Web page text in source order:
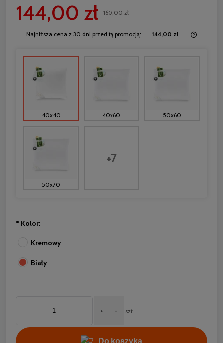
144,00 zł 160,00 zł
Najniższa cena z 30 dni przed tą promocją: 144,00 zł
40x40 40x60 50x60
50x70
+7
* Kolor:
Kremowy
Biały
+ - szt.
Do koszyka